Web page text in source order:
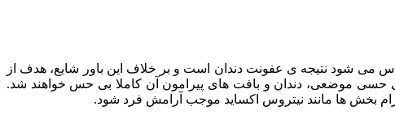
می شود نتیجه ی عفونت دندان است و بر خلاف این باور شایع، هدف از
بی حسی موضعی، دندان و بافت های پیرامون آن کاملا بی حس خواهند شد.
آرام بخش ها مانند نیتروس اکساید موجب آرامش فرد شود.